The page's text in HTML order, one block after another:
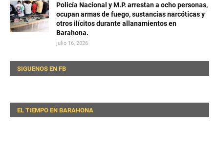
Policía Nacional y M.P. arrestan a ocho personas,
ocupan armas de fuego, sustancias narcóticas y
otros ilícitos durante allanamientos en
Barahona.
julio 16, 2026
SIGUENOS EN FB
EL TIEMPO EN BARAHONA